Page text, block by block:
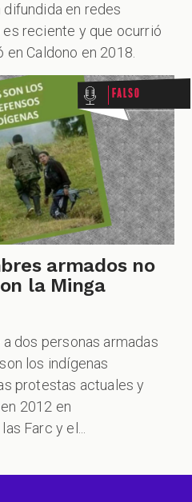
difundida en redes
reciente y que ocurrió
en Caldono en 2018.
Falso
armados no
la Minga
dos personas armadas
los indígenas
protestas actuales y
2012 en
Farc y el...